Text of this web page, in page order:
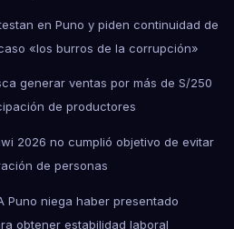
en Puno y piden continuidad de
«los burros de la corrupción»
generar ventas por más de S/250
de productores
2026 no cumplió objetivo de evitar
de personas
Puno niega haber presentado
obtener estabilidad laboral